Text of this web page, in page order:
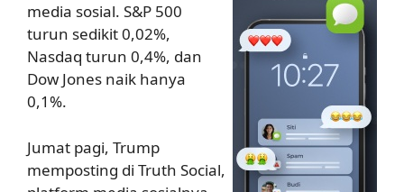
media sosial. S&P 500
turun sedikit 0,02%,
Nasdaq turun 0,4%, dan
Dow Jones naik hanya
0,1%.
Jumat pagi, Trump
memposting di Truth Social,